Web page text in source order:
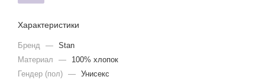
Характеристики
Бренд — Stan
Материал
—
100% хлопок
Гендер (пол) — Унисекс